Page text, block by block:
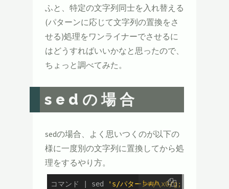
ふと、特定の文字列同士を入れ替える
(パターンに応じて文字列の置換をさ
せる)処理をワンライナーでさせるに
はどうすればいいかなと思ったので、
ちょっと調べてみた。
sedの場合
sedの場合、よく思いつくのが以下の
様に一度別の文字列に置換してから処
理をするやり方。
bash
コマンド | sed 's/パターンA/\x0/g;s/ぱたーん